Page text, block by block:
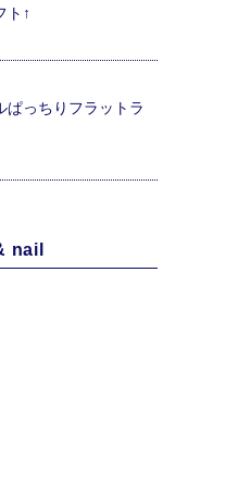
ト↑
ぱっちりフラットラ
nail